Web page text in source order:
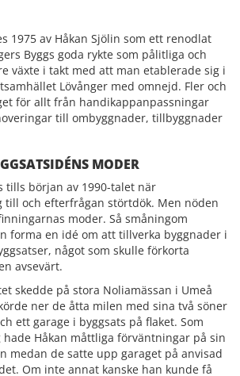
1975 av Håkan Sjölin som ett renodlat
Byggs goda rykte som pålitliga och
växte i takt med att man etablerade sig i
Lövånger med omnejd. Fler och
för allt från handikappanpassningar
till ombyggnader, tillbyggnader
MODER
tills början av 1990-talet när
till och efterfrågan störtdök. Men nöden
moder. Så småningom
forma en idé om att tillverka byggnader i
något som skulle förkorta
avsevärt.
skedde på stora Noliamässan i Umeå
ner de åtta milen med sina två söner
ett garage i byggsats på flaket. Som
Håkan måttliga förväntningar på sin
medan de satte upp garaget på anvisad
Om inte annat kanske han kunde få